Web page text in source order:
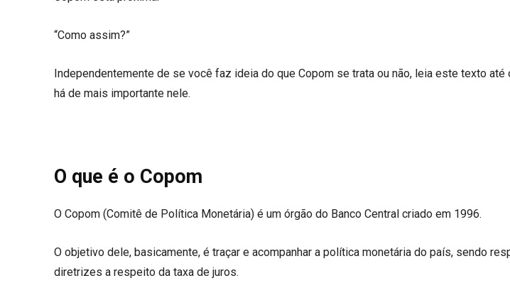
“Como assim?”
Independentemente de se você faz ideia do que Copom se trata ou não, leia este texto até
há de mais importante nele.
O que é o Copom
O Copom (Comitê de Política Monetária) é um órgão do Banco Central criado em 1996.
O objetivo dele, basicamente, é traçar e acompanhar a política monetária do país, sendo
diretrizes a respeito da taxa de juros.